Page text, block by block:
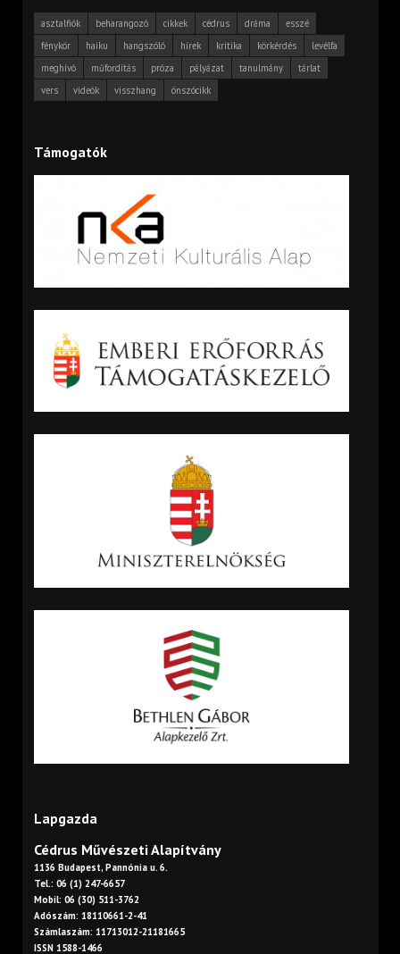
asztalfiók beharangozó cikkek cédrus dráma
esszé
fénykör
haiku hangszóló hírek kritika körkérdés
levélfa
meghívó
műfordítás próza pályázat tanulmány
tárlat
vers
videók visszhang önszócikk
Támogatók
Lapgazda
Cédrus Művészeti Alapítvány
1136 Budapest, Pannónia u. 6.
Tel.: 06 (1) 247-6657
Mobil: 06 (30) 511-3762
Adószám: 18110661-2-41
Számlaszám: 11713012-21181665
ISSN 1588-1466